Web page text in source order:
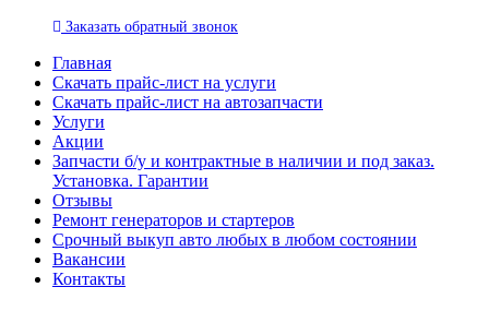
Заказать обратный звонок
Главная
Скачать прайс-лист на услуги
Скачать прайс-лист на автозапчасти
Услуги
Акции
Запчасти б/у и контрактные в наличии и под заказ.
Установка. Гарантии
Отзывы
Ремонт генераторов и стартеров
Cрочный выкуп авто любых в любом состоянии
Вакансии
Контакты